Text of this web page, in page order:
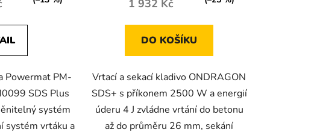
Powermat PM-
SDS Plus
systém
systém vrtáku a
z
5
hvězdiček.
1 932 Kč
DO KOŠÍKU
Vrtací a sekací kladivo ONDRAGON
SDS+ s příkonem 2500 W a energií
úderu 4 J zvládne vrtání do betonu
až do průměru 26 mm, sekání